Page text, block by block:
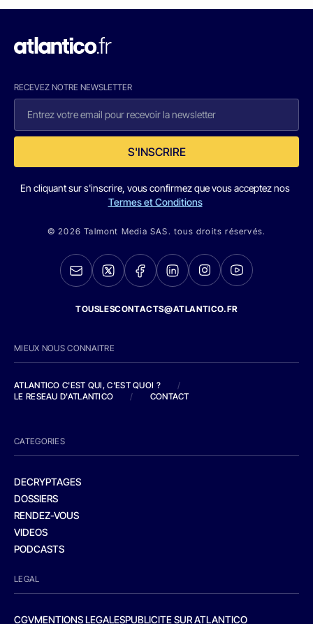
RECEVEZ NOTRE NEWSLETTER
S'INSCRIRE
En cliquant sur s'inscrire, vous confirmez que vous acceptez nos
Termes et Conditions
© 2026 Talmont Media SAS. tous droits réservés.
TOUSLESCONTACTS@ATLANTICO.FR
MIEUX NOUS CONNAITRE
ATLANTICO C'EST QUI, C'EST QUOI ?
/
LE RESEAU D'ATLANTICO
/ CONTACT
CATEGORIES
DECRYPTAGES
DOSSIERS
RENDEZ-VOUS
VIDEOS
PODCASTS
LEGAL
CGVMENTIONS LEGALESPUBLICITE SUR ATLANTICO